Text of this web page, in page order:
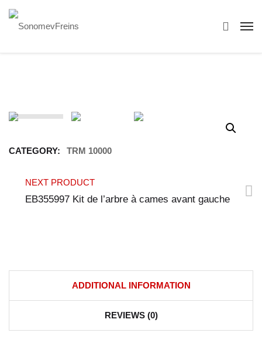
CATEGORY: TRM 10000
NEXT PRODUCT
EB355997 Kit de l’arbre à cames avant gauche
ADDITIONAL INFORMATION
REVIEWS (0)